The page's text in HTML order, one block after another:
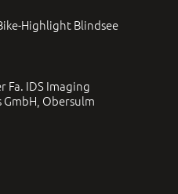
Highlight Blindsee
Fa. IDS Imaging
Obersulm